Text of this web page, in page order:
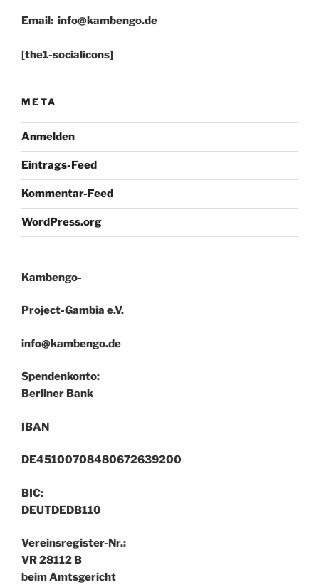
Email: info@kambengo.de
[the1-socialicons]
META
Anmelden
Eintrags-Feed
Kommentar-Feed
WordPress.org
Kambengo-
Project-Gambia e.V.
info@kambengo.de
Spendenkonto:
Berliner Bank
IBAN
DE45100708480672639200
BIC:
DEUTDEDB110
Vereinsregister-Nr.:
VR 28112 B
beim Amtsgericht